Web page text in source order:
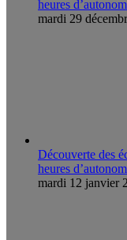
heures
mardi 29
Découverte des
heures
mardi 12 janvier